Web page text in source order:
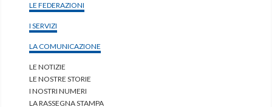
LE FEDERAZIONI
I SERVIZI
LA COMUNICAZIONE
LE NOTIZIE
LE NOSTRE STORIE
I NOSTRI NUMERI
LA RASSEGNA STAMPA